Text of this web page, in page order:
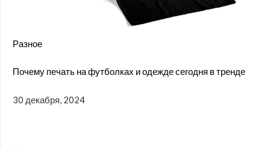
Разное
Почему печать на футболках и одежде сегодня в тренде
30 декабря, 2024